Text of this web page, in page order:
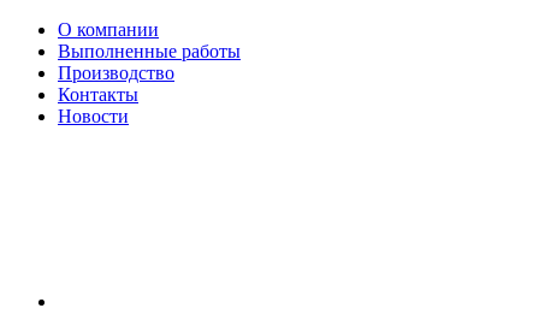
О компании
Выполненные работы
Производство
Контакты
Новости